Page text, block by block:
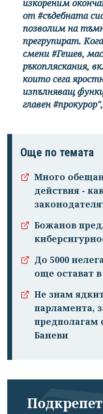
изкореним
от #съдебната
позволим на
прегрупират.
смени #Гешев,
ръкопляскания,
които сега
изпълняващ
главен #прокурор",
Още по темата
Много
действия -
Божанов
До 5000
още остават
Не знам
парламента,
предполагам
Баневи